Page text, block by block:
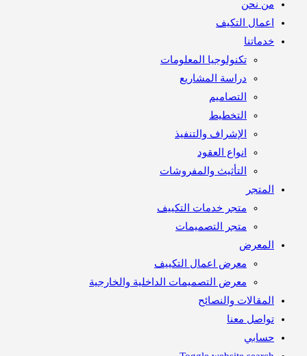
نحن
التكيف
تكنولوجيا المعلومات
دراسة المشاريع
التصاميم
التخطيط
الإشراف والتنفيذ
انواع العقود
التأثيث والمفروشات
متجر خدمات التكييف
متجر التصميمات
معرض اعمال التكييف
معرض التصميمات الداخلية والخارجية
والنصائح
معنا